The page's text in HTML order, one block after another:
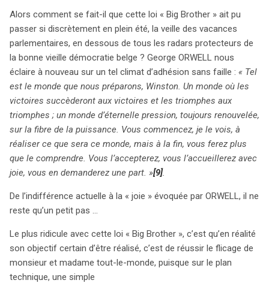
Alors comment se fait-il que cette loi « Big Brother » ait pu
passer si discrètement en plein été, la veille des vacances
parlementaires, en dessous de tous les radars protecteurs de
la bonne vieille démocratie belge ? George ORWELL nous
éclaire à nouveau sur un tel climat d’adhésion sans faille : « Tel
est le monde que nous préparons, Winston. Un monde où les
victoires succèderont aux victoires et les triomphes aux
triomphes ; un monde d’éternelle pression, toujours renouvelée,
sur la fibre de la puissance. Vous commencez, je le vois, à
réaliser ce que sera ce monde, mais à la fin, vous ferez plus
que le comprendre. Vous l’accepterez, vous l’accueillerez avec
joie, vous en demanderez une part. »[9].
De l’indifférence actuelle à la « joie » évoquée par ORWELL, il ne
reste qu’un petit pas …
Le plus ridicule avec cette loi « Big Brother », c’est qu’en réalité
son objectif certain d’être réalisé, c’est de réussir le flicage de
monsieur et madame tout-le-monde, puisque sur le plan
technique, une simple